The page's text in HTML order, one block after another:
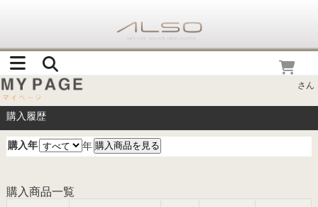
さん
購入履歴
購入年 年
購入商品一覧